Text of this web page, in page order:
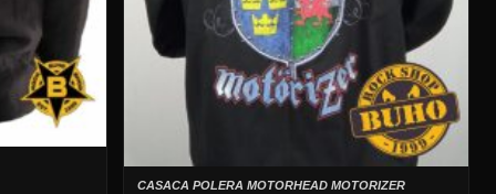
CASACA POLERA MOTORHEAD MOTORIZER